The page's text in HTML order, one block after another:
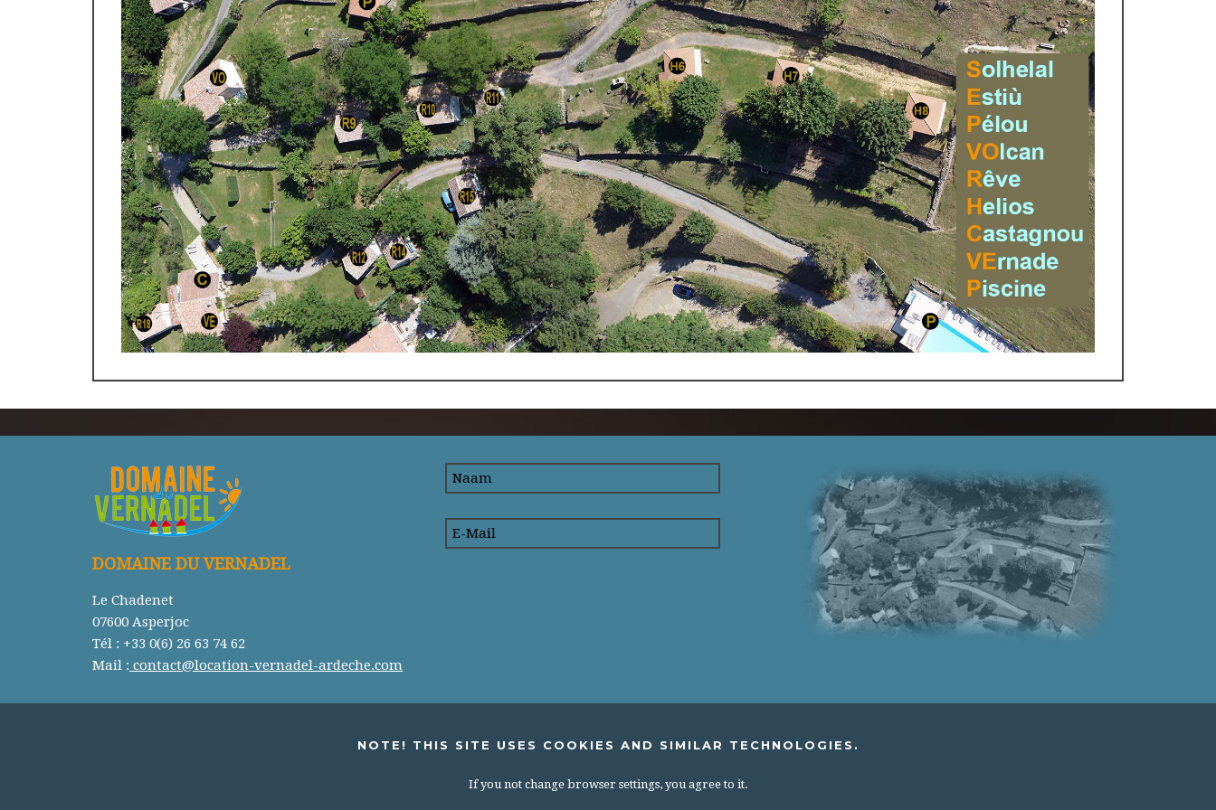
DOMAINE DU VERNADEL
Le Chadenet
07600 Asperjoc
Tél : +33 0(6) 26 63 74 62
Mail : contact@location-vernadel-ardeche.com
NOTE! THIS SITE USES COOKIES AND SIMILAR TECHNOLOGIES.
If you not change browser settings, you agree to it.